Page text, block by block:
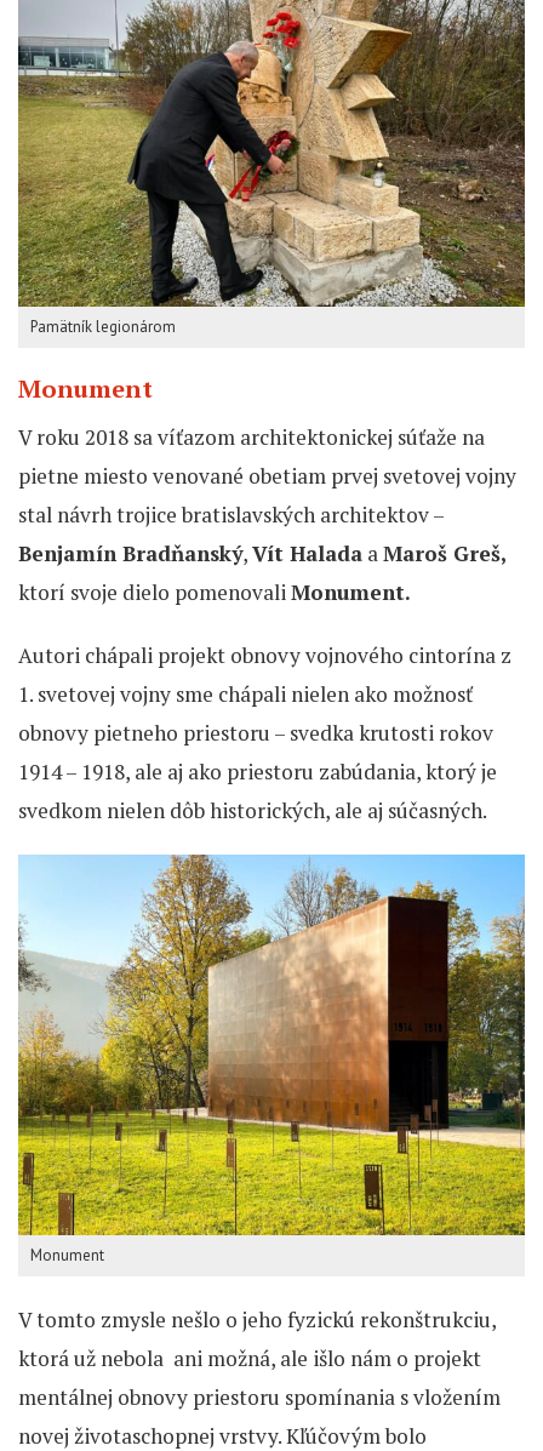
Pamätník legionárom
Monument
V roku 2018 sa víťazom architektonickej súťaže na
pietne miesto venované obetiam prvej svetovej vojny
stal návrh trojice bratislavských architektov –
Benjamín Bradňanský,Vít Halada aMaroš Greš,
ktorí svoje dielo pomenovaliMonument.
Autori chápali projekt obnovy vojnového cintorína z
1. svetovej vojny sme chápali nielen ako možnosť
obnovy pietneho priestoru – svedka krutosti rokov
1914 – 1918, ale aj ako priestoru zabúdania, ktorý je
svedkom nielen dôb historických, ale aj súčasných.
Monument
V tomto zmysle nešlo o jeho fyzickú rekonštrukciu,
ktorá už nebola ani možná, ale išlo nám o projekt
mentálnej obnovy priestoru spomínania s vložením
novej životaschopnej vrstvy. Kľúčovým bolo